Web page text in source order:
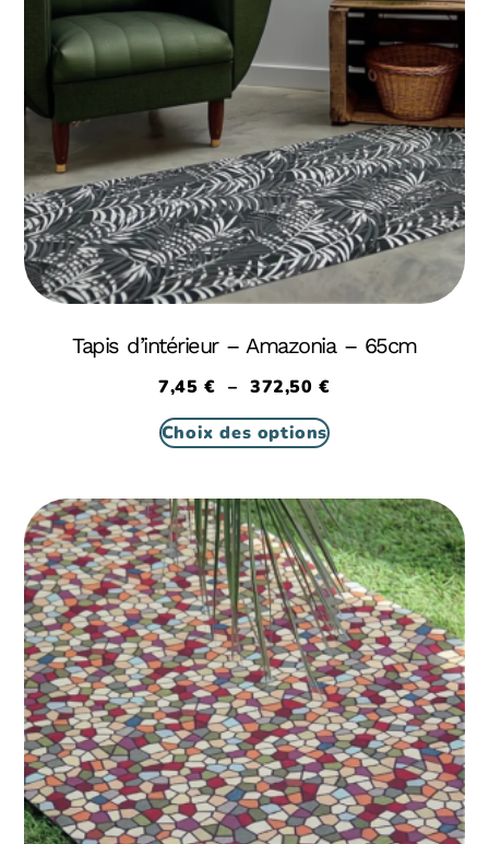
Tapis d’intérieur – Amazonia – 65cm
7,45€ – 372,50€
Choix des options